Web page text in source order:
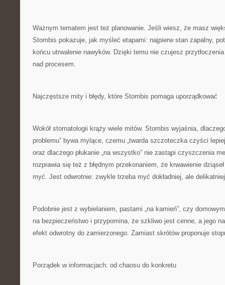
Ważnym tematem jest też planowanie. Jeśli wiesz, że masz
Stombis pokazuje, jak myśleć etapami: najpierw stan zapalny,
końcu utrwalenie nawyków. Dzięki temu nie czujesz
nad procesem.
Najczęstsze mity i błędy, które Stombis pomaga uporządkować
Wokół stomatologii krąży wiele mitów. Stombis wyjaśnia,
problemu” bywa mylące, czemu „twarda szczoteczka czyści
oraz dlaczego płukanie „na wszystko” nie zastąpi czyszczenia
rozprawia się też z błędnym przekonaniem, że krwawienie
myć. Jest odwrotnie: zwykle trzeba myć dokładniej, ale
Podobnie jest z wybielaniem, pastami „na kamień”, czy
na bezpieczeństwo i przypomina, że szkliwo jest cenne, a jego
efekt odwrotny do zamierzonego. Zamiast skrótów proponuje
Porządek w informacjach: od chaosu do konkretu